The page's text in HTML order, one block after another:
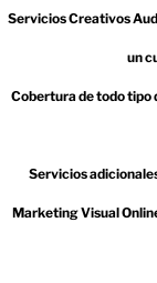
Servicios Creativos
un
Cobertura de todo tipo
Servicios
Marketing Visual